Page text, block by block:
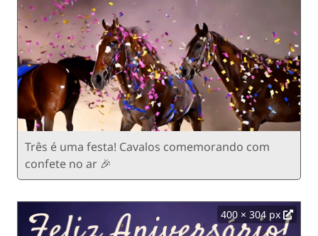
Três é uma festa! Cavalos comemorando com
confete no ar 🎉
400 × 304 px